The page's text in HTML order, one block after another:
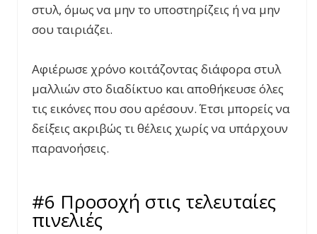
στυλ, όμως να μην το υποστηρίζεις ή να μην
σου ταιριάζει.
Αφιέρωσε χρόνο κοιτάζοντας διάφορα στυλ
μαλλιών στο διαδίκτυο και αποθήκευσε όλες
τις εικόνες που σου αρέσουν. Έτσι μπορείς να
δείξεις ακριβώς τι θέλεις χωρίς να υπάρχουν
παρανοήσεις.
#6 Προσοχή στις τελευταίες
πινελιές